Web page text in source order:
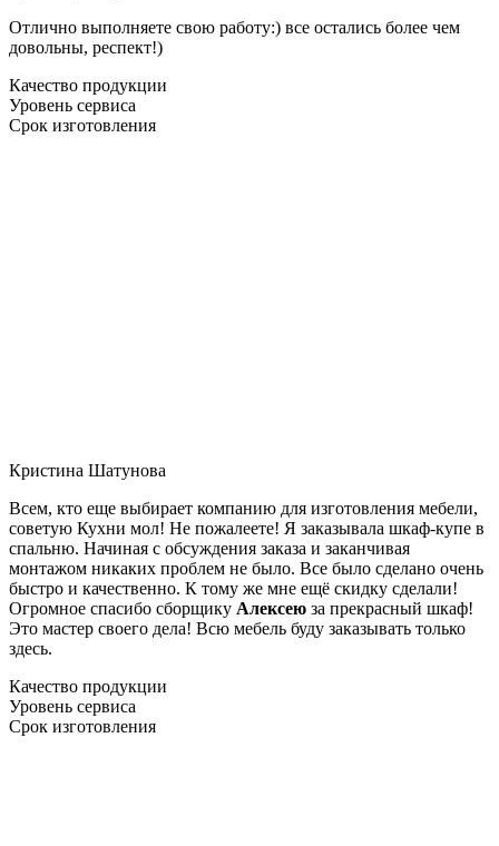
Отлично выполняете свою работу:) все остались более чем
довольны, респект!)
Качество продукции
Уровень сервиса
Срок изготовления
Кристина Шатунова
Всем, кто еще выбирает компанию для изготовления мебели,
советую Кухни мол! Не пожалеете! Я заказывала шкаф-купе в
спальню. Начиная с обсуждения заказа и заканчивая
монтажом никаких проблем не было. Все было сделано очень
быстро и качественно. К тому же мне ещё скидку сделали!
Огромное спасибо сборщику Алексею за прекрасный шкаф!
Это мастер своего дела! Всю мебель буду заказывать только
здесь.
Качество продукции
Уровень сервиса
Срок изготовления